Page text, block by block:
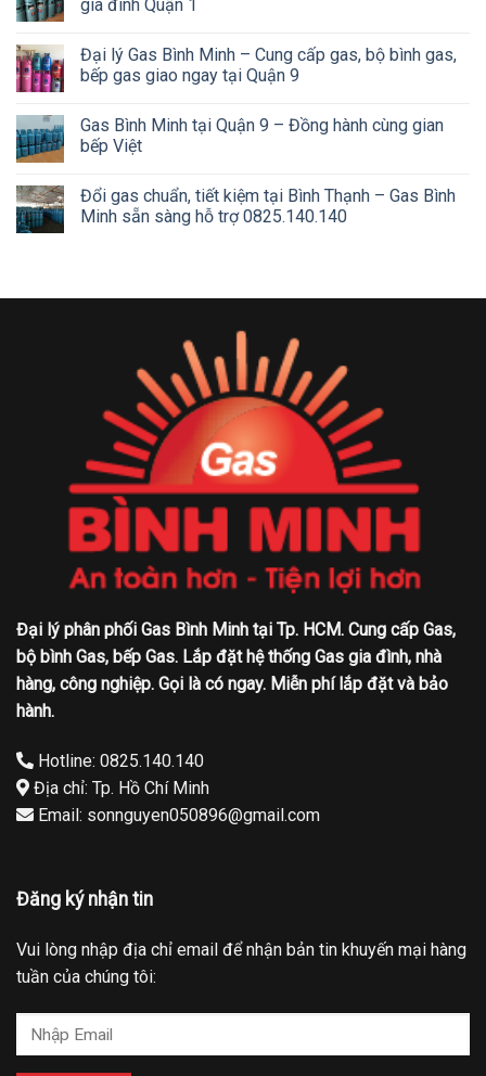
gia đình Quận 1
Đại lý Gas Bình Minh – Cung cấp gas, bộ bình gas,
bếp gas giao ngay tại Quận 9
Gas Bình Minh tại Quận 9 – Đồng hành cùng gian
bếp Việt
Đổi gas chuẩn, tiết kiệm tại Bình Thạnh – Gas Bình
Minh sẵn sàng hỗ trợ 0825.140.140
Đại lý phân phối Gas Bình Minh tại Tp. HCM. Cung cấp Gas,
bộ bình Gas, bếp Gas. Lắp đặt hệ thống Gas gia đình, nhà
hàng, công nghiệp. Gọi là có ngay. Miễn phí lắp đặt và bảo
hành.
Hotline: 0825.140.140
Địa chỉ: Tp. Hồ Chí Minh
Email: sonnguyen050896@gmail.com
Đăng ký nhận tin
Vui lòng nhập địa chỉ email để nhận bản tin khuyến mại hàng
tuần của chúng tôi: